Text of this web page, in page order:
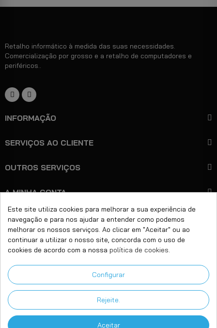
Retalho informático à medida das suas necessidades.
Comercialização por grosso e a retalho de computadores e
periféricos..
INFORMAÇÃO
SERVIÇOS AO CLIENTE
OUTROS SERVIÇOS
A MINHA CONTA
Ligue-nos:+351 221 450 599
Horário:Seg - Sex das 9:00 às 18:00h
4430-662 Vila Nova de Gaia
Este site utiliza cookies para melhorar a sua experiência de
navegação e para nos ajudar a entender como podemos
melhorar os nossos serviços. Ao clicar em "Aceitar" ou ao
continuar a utilizar o nosso site, concorda com o uso de
cookies de acordo com a nossa política de cookies.
Configurar
Rejeite.
Aceitar